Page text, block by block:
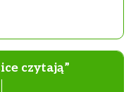
czytają”